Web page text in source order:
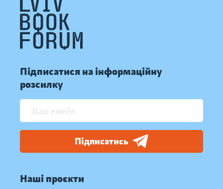
Підписатися на інформаційну
розсилку
Підписатись
Наші проєкти